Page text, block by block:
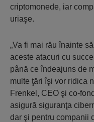
criptomonede, iar
uriaşe.
„Va fi mai rău înainte
aceste atacuri cu
până ce îndeajuns de
multe ţări îşi vor ridica
Frenkel, CEO şi co-
asigură siguranţa
dar şi pentru companii